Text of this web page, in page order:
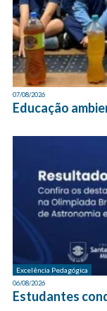
07/08/2026
Educação
Excelência Pedagógica
06/08/2026
Estudantes